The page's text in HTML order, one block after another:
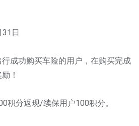
日
成功购买车险的用户，在购买完成
！
积分返现/续保用户100积分。